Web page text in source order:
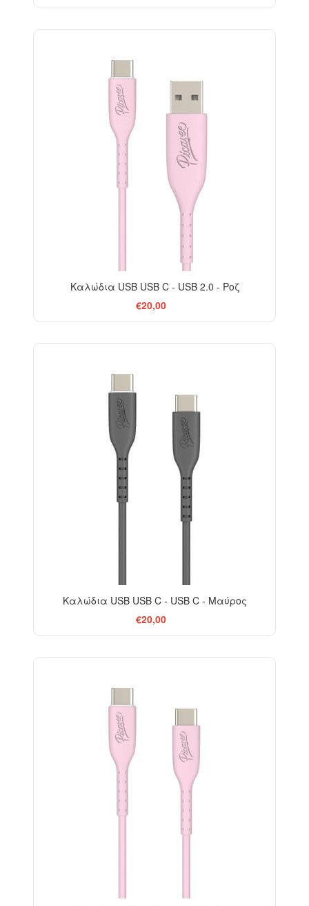
Καλώδια USB USB C - USB 2.0 - Ροζ
€20,00
Καλώδια USB USB C - USB C - Μαύρος
€20,00